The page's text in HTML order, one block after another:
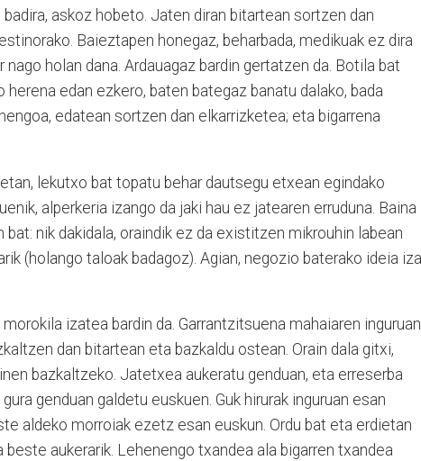
askoz hobeto. Jaten diran bitartean sortzen dan
Baieztapen honegaz, beharbada, medikuak ez dira
nago holan dana. Ardauagaz bardin gertatzen da. Botila bat
herena edan ezkero, baten bategaz banatu dalako, bada
edatean sortzen dan elkarrizketea; eta bigarrena
lekutxo bat topatu behar dautsegu etxean egindako
alperkeria izango da jaki hau ez jatearen erruduna. Baina
nik dakidala, oraindik ez da existitzen mikrouhin labean
(holango taloak badagoz). Agian, negozio baterako ideia
izatea bardin da. Garrantzitsuena mahaiaren inguruan
dan bitartean eta bazkaldu ostean. Orain dala gitxi,
bazkaltzeko. Jatetxea aukeratu genduan, eta erreserba
genduan galdetu euskuen. Guk hirurak inguruan esan
aldeko morroiak ezetz esan euskun. Ordu bat eta erdietan
aukerarik. Lehenengo txandea ala bigarren txandea